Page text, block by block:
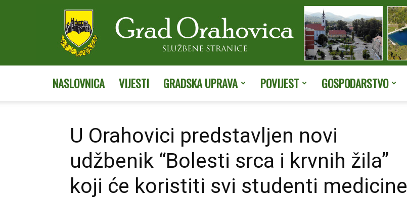
stranice
NASLOVNICA VIJESTI GRADSKA UPRAVA POVIJEST GOSPODARSTVO
U Orahovici predstavljen novi
udžbenik “Bolesti srca i krvnih žila”
koji će koristiti svi studenti medicine